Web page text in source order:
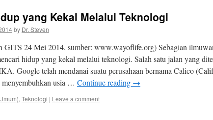
yang Kekal Melalui Teknologi
by Dr. Steven
GITS 24 Mei 2014, sumber: www.wayoflife.org) Sebagian
hidup yang kekal melalui teknologi. Salah satu jalan yang
Google telah mendanai suatu perusahaan bernama Calico
usia … Continue reading →
, Teknologi | Leave a comment